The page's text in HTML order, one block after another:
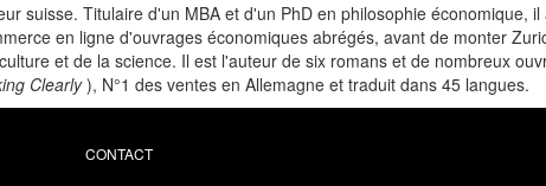
suisse. Titulaire d'un MBA et d'un PhD en philosophie économique,
en ligne d'ouvrages économiques abrégés, avant de monter
et de la science. Il est l'auteur de six romans et de nombreux
Clearly), N°1 des ventes en Allemagne et traduit dans 45 langues.
CONTACT